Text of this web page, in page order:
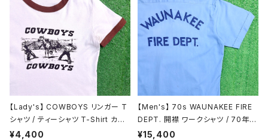
【Lady's】 COWBOYS リンガー T
シャツ / ティーシャツ T-Shirt カウ
ボーイ リンガー リブ 2199
¥4,400
【Men's】 70s WAUNAKEE FIRE
DEPT. 開襟 ワークシャツ / 70年代
古着 シャツ 半袖 N1484
¥15,400